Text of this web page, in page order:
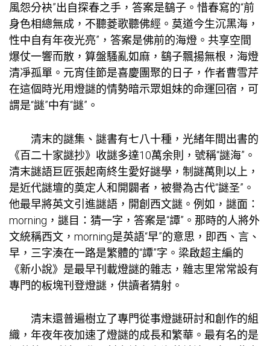
風怨分袂”出自探春之手，答案是鷂子。惜春寫的“前
身色相總無成，不聽菱歌聽佛經。莫道今生沉黑海，
性中自有年夜光亮”，答案是佛前的海燈。 共享空間
爆仗一響而散，算盤騷亂如麻，鷂子飄揚無根，海燈
清凈孤單。元宵佳節是喜慶團聚的日子，作者曹雪芹
在這個時光用燈謎的情勢暗示眾姐妹的命運回宿，可
謂是“謎”中有“謎”。
清末的謎集、謎書有七八十種，光緒年間出書的
《百二十家謎抄》收謎多達10萬余則，號稱“謎海”。
清末謎語巨匠張起南終生愛好謎學，制謎萬則以上，
是近代謎壇的奠定人和開闢者，被譽為古代“謎圣”。
他最早將英文引進謎語，開創西文謎。例如，謎面：
morning，謎目：猜一字，答案是“譚”。那時的人將外
文統稱西文，morning是英語“早”的意思，即西、言、
早，三字湊在一路是繁體的“譚”字。梁啟超主編的
《新小說》是最早刊載燈謎的雜志，雜志里常常設有
專門的板塊刊登燈謎，供讀者猜射。
清末還普遍樹立了專門從事燈謎研討和創作的組
織，年夜年夜加速了燈謎的成長和繁華。最有名的是